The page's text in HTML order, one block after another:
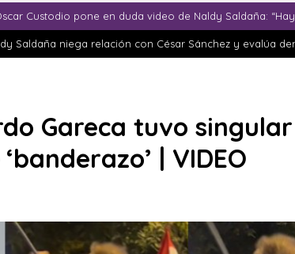
Custodio pone en duda video de Naldy Saldaña:
Saldaña niega relación con César Sánchez y evalúa
Gareca tuvo
| VIDEO